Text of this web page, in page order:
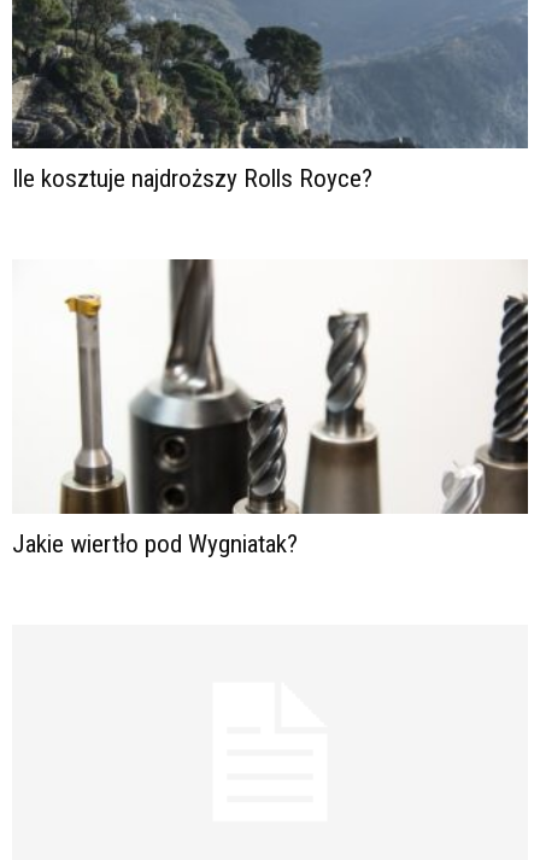
Ile kosztuje najdroższy Rolls Royce?
Jakie wiertło pod Wygniatak?